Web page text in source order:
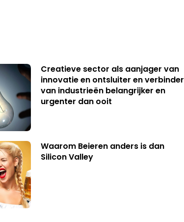
Creatieve sector als aanjager van
innovatie en ontsluiter en verbinder
van industrieën belangrijker en
urgenter dan ooit
Waarom Beieren anders is dan
Silicon Valley